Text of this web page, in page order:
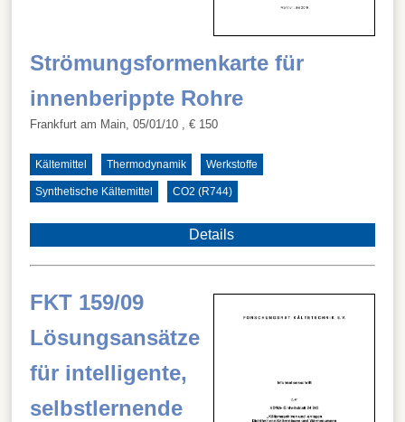
Strömungsformenkarte für
innenberippte Rohre
Frankfurt am Main, 05/01/10 , € 150
Kältemittel Thermodynamik Werkstoffe
Synthetische Kältemittel CO2 (R744)
Details
FKT 159/09
Lösungsansätze
für intelligente,
selbstlernende